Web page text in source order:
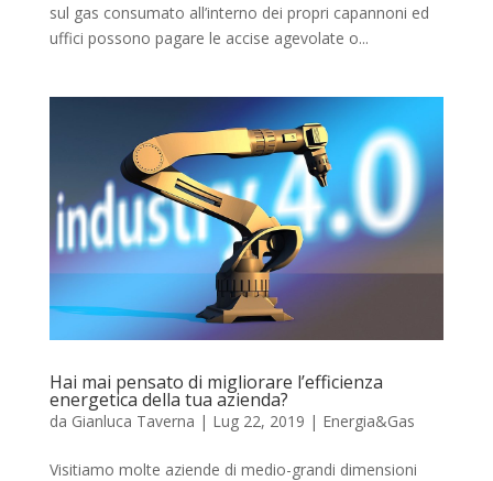
sul gas consumato all’interno dei propri capannoni ed
uffici possono pagare le accise agevolate o...
Hai mai pensato di migliorare l’efficienza
energetica della tua azienda?
da Gianluca Taverna | Lug 22, 2019 | Energia&Gas
Visitiamo molte aziende di medio-grandi dimensioni